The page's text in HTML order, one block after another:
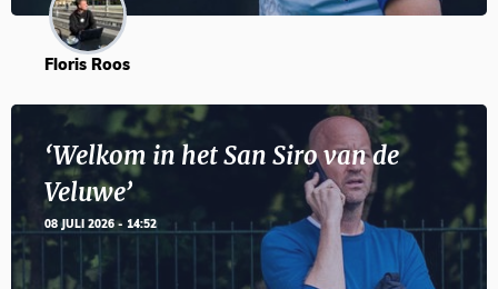
Floris Roos
‘Welkom in het San Siro van de
Veluwe’
08 JULI 2026 - 14:52